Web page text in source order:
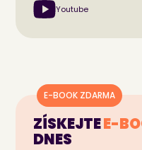
Youtube
ZÍSKEJTEE-
DNES
E-BOOK ZDARMA